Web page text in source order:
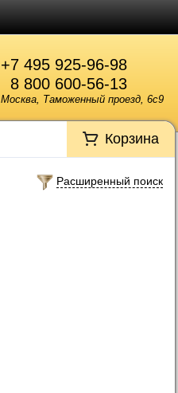
+7 495 925-96-98
8 800 600-56-13
Москва, Таможенный проезд, 6с9
Корзина
Расширенный поиск